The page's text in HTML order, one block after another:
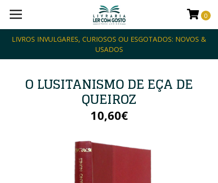
LIVROS INVULGARES, CURIOSOS OU ESGOTADOS: NOVOS &
USADOS
0
O LUSITANISMO DE EÇA DE
QUEIROZ
10,60€